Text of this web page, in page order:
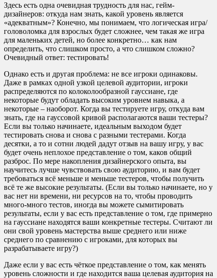
Здесь есть одна очевидная трудность для нас, гейм-
дизайнеров: откуда нам знать, какой уровень является
«адекватным»? Конечно, мы понимаем, что логическая игра/
головоломка для взрослых будет сложнее, чем такая же игра
для маленьких детей, но более конкретно… как нам
определить, что слишком просто, а что слишком сложно?
Очевидный ответ: тестировать!
Однако есть и другая проблема: не все игроки одинаковы.
Даже в рамках одной узкой целевой аудитории, игроки
распределяются по колоколообразной гауссиане, где
некоторые будут обладать высоким уровнем навыка, а
некоторые – наоборот. Когда вы тестируете игру, откуда вам
знать, где на гауссовой кривой располагаются ваши тестеры?
Если вы только начинаете, идеальным выходом будет
тестировать снова и снова с разными тестерами. Когда
десятки, а то и сотни людей дадут отзыв на вашу игру, у вас
будет очень неплохое представление о том, каков общий
разброс. По мере накопления дизайнерского опыта, вы
научитесь лучше чувствовать свою аудиторию, и вам будет
требоваться всё меньше и меньше тестеров, чтобы получить
всё те же высокие результаты. (Если вы только начинаете, но у
вас нет ни времени, ни ресурсов на то, чтобы проводить
много-много тестов, иногда вы можете сымитировать
результаты, если у вас есть представление о том, где примерно
на гауссиане находятся ваши конкретные тестеры. Считают ли
они свой уровень мастерства выше среднего или ниже
среднего по сравнению с игроками, для которых вы
разрабатываете игру?)
Даже если у вас есть чёткое представление о том, как менять
уровень сложности и где находится ваша целевая аудитория на